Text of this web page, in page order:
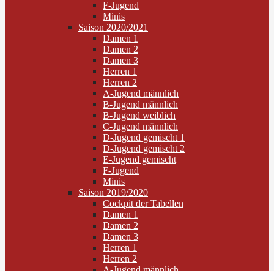
F-Jugend
Minis
Saison 2020/2021
Damen 1
Damen 2
Damen 3
Herren 1
Herren 2
A-Jugend männlich
B-Jugend männlich
B-Jugend weiblich
C-Jugend männlich
D-Jugend gemischt 1
D-Jugend gemischt 2
E-Jugend gemischt
F-Jugend
Minis
Saison 2019/2020
Cockpit der Tabellen
Damen 1
Damen 2
Damen 3
Herren 1
Herren 2